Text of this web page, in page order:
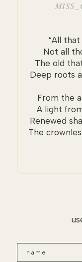
“All
Not all
The old
Deep roots
From the
A light
Renewed
The